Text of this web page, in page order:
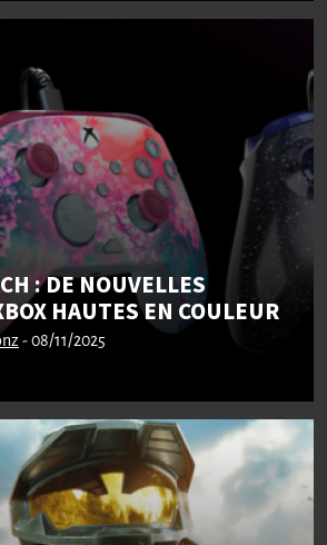
: DE NOUVELLES
HAUTES EN COULEUR
- 08/11/2025